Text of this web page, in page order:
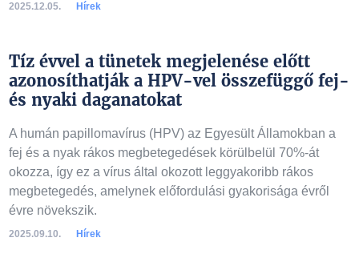
2025.12.05. Hírek
Tíz évvel a tünetek megjelenése előtt
azonosíthatják a HPV-vel összefüggő fej-
és nyaki daganatokat
A humán papillomavírus (HPV) az Egyesült Államokban a
fej és a nyak rákos megbetegedések körülbelül 70%-át
okozza, így ez a vírus által okozott leggyakoribb rákos
megbetegedés, amelynek előfordulási gyakorisága évről
évre növekszik.
2025.09.10. Hírek